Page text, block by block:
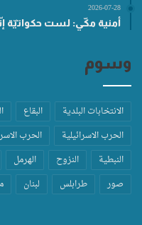
2026-07-28
أمنية مكّي: لست حكواتيّة
وسوم
الانتخابات البلدية البقاع
الحرب الاسرائيلية
الحرب
النبطية
النزوح الهرمل
صور
طرابلس لبنان